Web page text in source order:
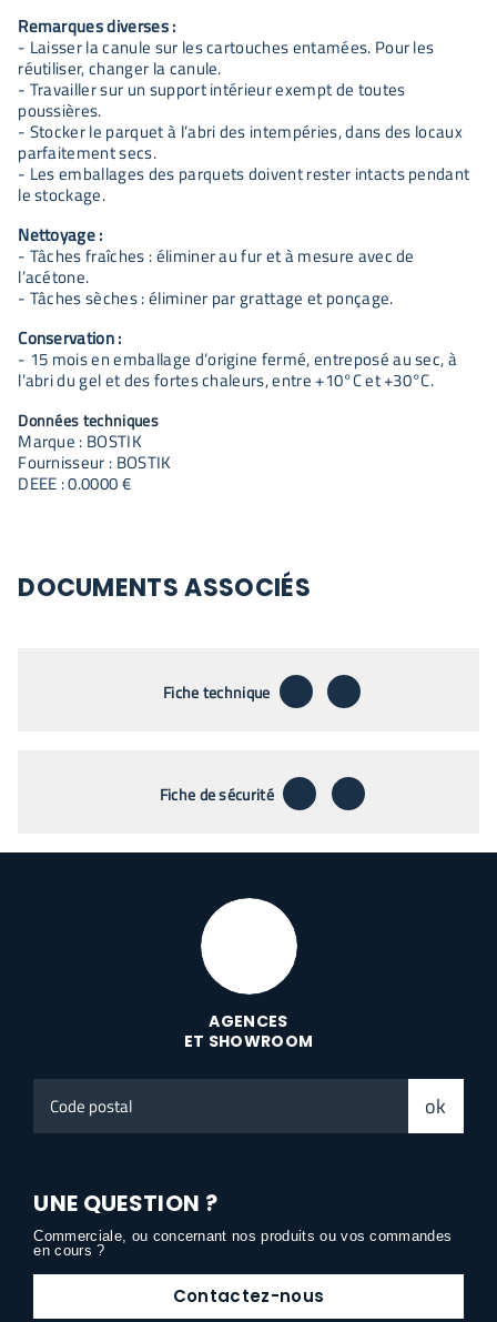
Remarques diverses :
- Laisser la canule sur les cartouches entamées. Pour les
réutiliser, changer la canule.
- Travailler sur un support intérieur exempt de toutes
poussières.
- Stocker le parquet à l’abri des intempéries, dans des locaux
parfaitement secs.
- Les emballages des parquets doivent rester intacts pendant
le stockage.
Nettoyage :
- Tâches fraîches : éliminer au fur et à mesure avec de
l’acétone.
- Tâches sèches : éliminer par grattage et ponçage.
Conservation :
- 15 mois en emballage d’origine fermé, entreposé au sec, à
l’abri du gel et des fortes chaleurs, entre +10°C et +30°C.
Données techniques
Marque : BOSTIK
Fournisseur : BOSTIK
DEEE : 0.0000 €
DOCUMENTS ASSOCIÉS
Fiche technique téléchargerenvoyer par
Fiche de sécurité téléchargerenvoyer par
AGENCES
ET SHOWROOM
postal
ok
UNE QUESTION ?
Commerciale, ou concernant nos produits ou vos commandes
en cours ?
Contactez-nous